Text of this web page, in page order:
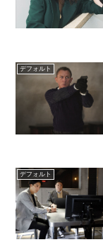
デフォルト
デフォルト